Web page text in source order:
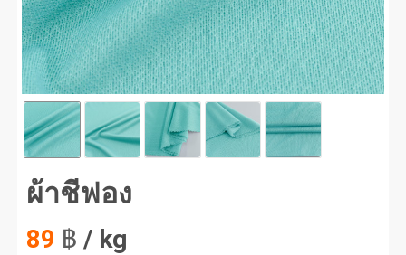
ชีฟอง #1
ผ้าชีฟอง
89 ฿ / kg